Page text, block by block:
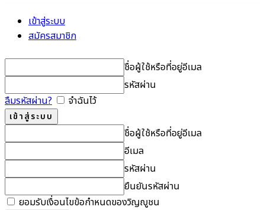
เข้าสู่ระบบ
สมัครสมาชิก
ชื่อผู้ใช้หรือที่อยู่อีเมล
รหัสผ่าน
ลืมรหัสผ่าน?
จำฉันไว้
ชื่อผู้ใช้หรือที่อยู่อีเมล
อีเมล
รหัสผ่าน
ยืนยันรหัสผ่าน
ยอมรับเงื่อนไขข้อกำหนดของวิญญูชน